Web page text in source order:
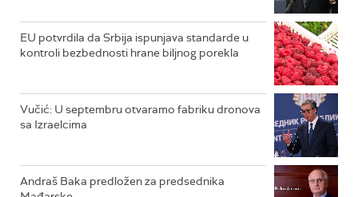
EU potvrdila da Srbija ispunjava standarde u
kontroli bezbednosti hrane biljnog porekla
Vučić: U septembru otvaramo fabriku dronova
sa Izraelcima
Andraš Baka predložen za predsednika